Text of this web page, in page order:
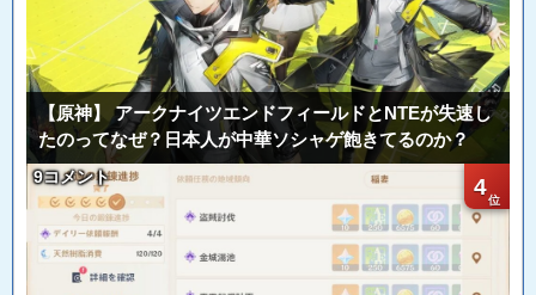
【原神】 アークナイツエンドフィールドとNTEが失速し
たのってなぜ？日本人が中華ソシャゲ飽きてるのか？
4
9コメント